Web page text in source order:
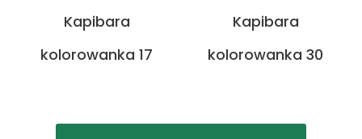
Kapibara
kolorowanka 17
Kapibara
kolorowanka 30